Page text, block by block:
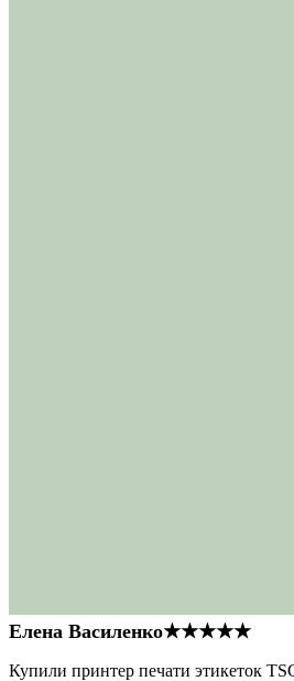
Елена Василенко★★★★★
Купили принтер печати этикеток